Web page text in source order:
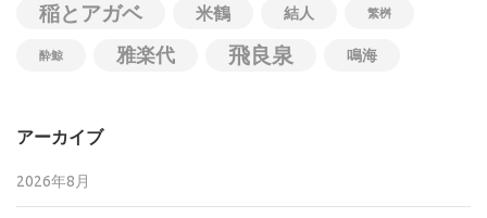
稲とアガベ 米鶴 結人 繁桝
酔鯨 雅楽代 飛良泉 鳴海
アーカイブ
2026年8月